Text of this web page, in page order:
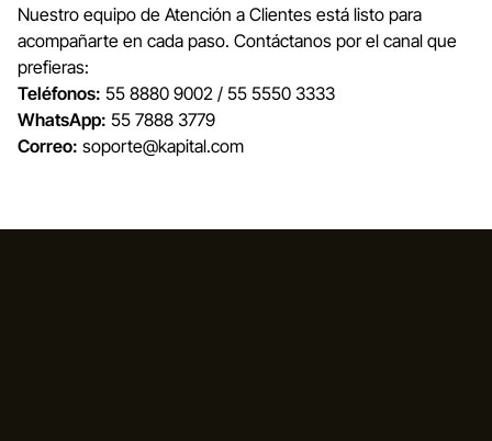
Nuestro equipo de Atención a Clientes está listo para
acompañarte en cada paso. Contáctanos por el canal que
prefieras:
Teléfonos: 55 8880 9002 / 55 5550 3333
WhatsApp: 55 7888 3779
Correo: soporte@kapital.com